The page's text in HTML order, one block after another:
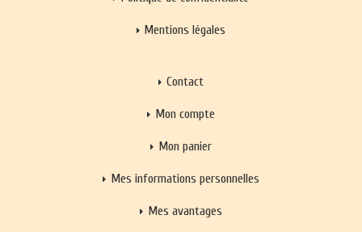
Mentions légales
Contact
Mon compte
Mon panier
Mes informations personnelles
Mes avantages